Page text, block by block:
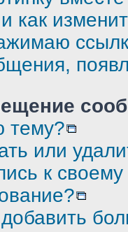
как
тему?
или
к